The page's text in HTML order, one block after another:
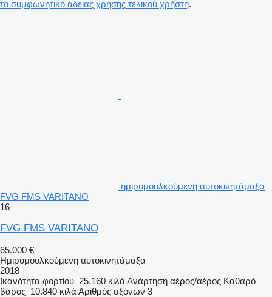
το συμφωνητικό άδειας χρήσης τελικού χρήστη.
ημιρυμουλκούμενη αυτοκινητάμαξα
FVG FMS VARITANO
16
FVG FMS VARITANO
65.000 €
Ημιρυμουλκούμενη αυτοκινητάμαξα
2018
Ικανότητα φορτίου 25.160 κιλά Ανάρτηση αέρος/αέρος Καθαρό
βάρος 10.840 κιλά Αριθμός αξόνων 3